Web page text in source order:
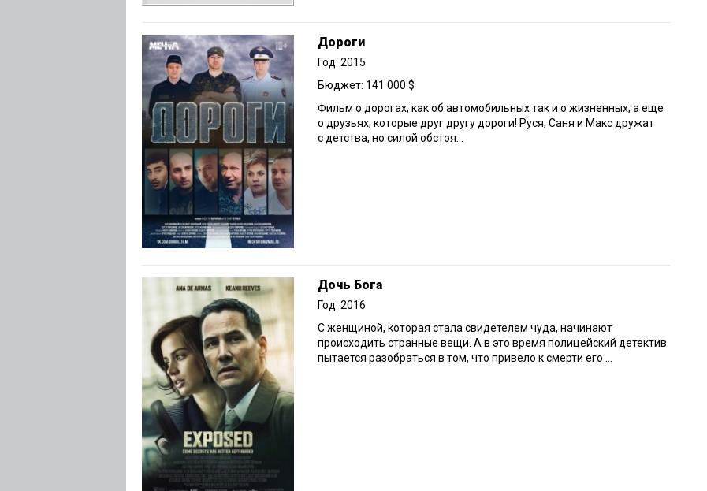
Дороги
Год: 2015
Бюджет: 141 000 $
Фильм о дорогах, как об автомобильных так и о жизненных, а еще
о друзьях, которые друг другу дороги! Руся, Саня и Макс дружат
с детства, но силой обстоя...
Дочь Бога
Год: 2016
С женщиной, которая стала свидетелем чуда, начинают
происходить странные вещи. А в это время полицейский детектив
пытается разобраться в том, что привело к смерти его ...